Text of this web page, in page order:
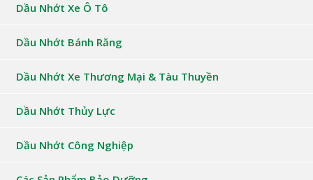
Dầu Nhớt Xe Ô Tô
Dầu Nhớt Bánh Răng
Dầu Nhớt Xe Thương Mại & Tàu Thuyền
Dầu Nhớt Thủy Lực
Dầu Nhớt Công Nghiệp